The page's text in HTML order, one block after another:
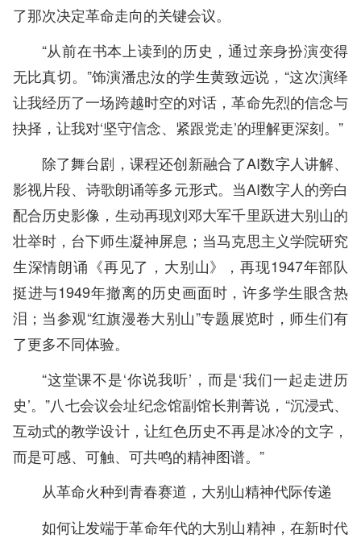
了那次决定革命走向的关键会议。
“从前在书本上读到的历史，通过亲身扮演变得
无比真切。”饰演潘忠汝的学生黄致远说，“这次演绎
让我经历了一场跨越时空的对话，革命先烈的信念与
抉择，让我对‘坚守信念、紧跟党走’的理解更深刻。”
除了舞台剧，课程还创新融合了AI数字人讲解、
影视片段、诗歌朗诵等多元形式。当AI数字人的旁白
配合历史影像，生动再现刘邓大军千里跃进大别山的
壮举时，台下师生凝神屏息；当马克思主义学院研究
生深情朗诵《再见了，大别山》，再现1947年部队
挺进与1949年撤离的历史画面时，许多学生眼含热
泪；当参观“红旗漫卷大别山”专题展览时，师生们有
了更多不同体验。
“这堂课不是‘你说我听’，而是‘我们一起走进历
史’。”八七会议会址纪念馆副馆长荆菁说，“沉浸式、
互动式的教学设计，让红色历史不再是冰冷的文字，
而是可感、可触、可共鸣的精神图谱。”
从革命火种到青春赛道，大别山精神代际传递
如何让发端于革命年代的大别山精神，在新时代